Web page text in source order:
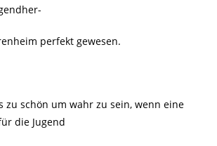
perfekt gewesen.
zu schön um wahr zu sein, wenn eine
die Jugend